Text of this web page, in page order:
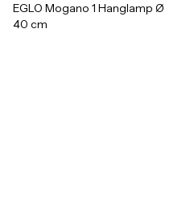
EGLO Mogano 1 Hanglamp Ø
40 cm